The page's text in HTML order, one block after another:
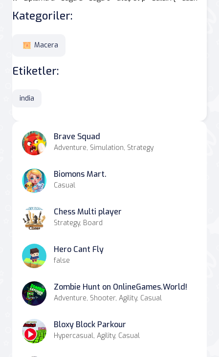
Kategoriler:
Macera
Etiketler:
india
Brave Squad
Adventure, Simulation, Strategy
Biomons Mart.
Casual
Chess Multi player
Strategy, Board
Hero Cant Fly
false
Zombie Hunt on OnlineGames.World!
Adventure, Shooter, Agility, Casual
Bloxy Block Parkour
Hypercasual, Agility, Casual